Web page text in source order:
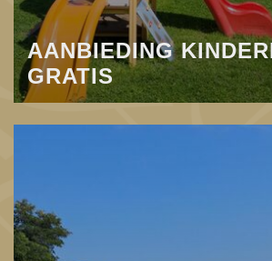
AANBIEDING
GRATIS